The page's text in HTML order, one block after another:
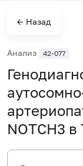
← Назад
Анализ 42-077
NOTCH3 в